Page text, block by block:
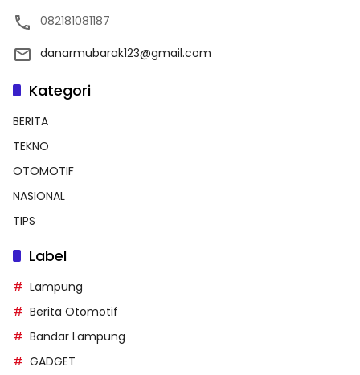
082181081187
danarmubarak123@gmail.com
Kategori
BERITA
TEKNO
OTOMOTIF
NASIONAL
TIPS
Label
Lampung
Berita Otomotif
Bandar Lampung
GADGET